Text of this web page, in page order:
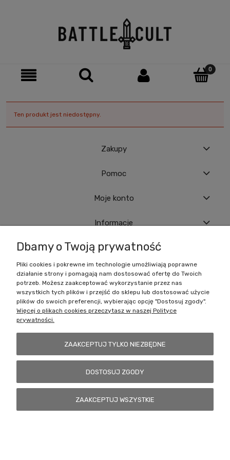
Ten produkt jest niedostępny.
Zakupy
Pomoc
Moje konto
Informacje
Battlecult | ul. Benedykta Dybowskiego 45/7, 41-208 Sosnowiec, woj.
śląskie | Email:kontakt@battlecult.plTel.: 669966242 | NIP:
6443563610 REGON: 520502331
POKAŻ PEŁNĄ WERSJĘ STRONY
Dbamy o Twoją prywatność
Pliki cookies i pokrewne im technologie umożliwiają poprawne
działanie strony i pomagają nam dostosować ofertę do Twoich
potrzeb. Możesz zaakceptować wykorzystanie przez nas
wszystkich tych plików i przejść do sklepu lub dostosować użycie
plików do swoich preferencji, wybierając opcję "Dostosuj zgody".
Więcej o plikach cookies przeczytasz w naszej Polityce
prywatności.
ZAAKCEPTUJ TYLKO NIEZBĘDNE
DOSTOSUJ ZGODY
ZAAKCEPTUJ WSZYSTKIE